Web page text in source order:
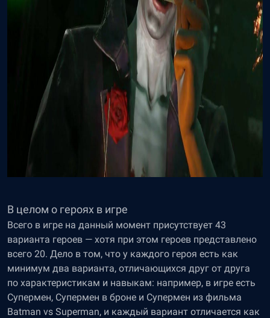
В целом о героях в игре
Всего в игре на данный момент присутствует 43
варианта героев — хотя при этом героев представлено
всего 20. Дело в том, что у каждого героя есть как
минимум два варианта, отличающихся друг от друга
по характеристикам и навыкам: например, в игре есть
Супермен, Супермен в броне и Супермен из фильма
Batman vs Superman, и каждый вариант отличается как